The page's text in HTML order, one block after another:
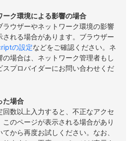
ク環境による影響の場合
ウザーやネットワーク環境の影響
れる場合があります。ブラウザー
の設定などをご確認ください。ネ
場合は、ネットワーク管理者もし
スプロバイダーにお問い合わせくだ
た場合
数以上入力すると、不正なアクセ
のページが表示される場合があり
から再度お試しください。なお、